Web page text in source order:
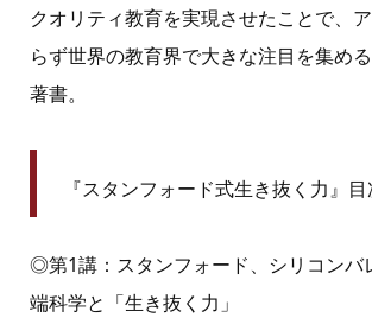
クオリティ教育を実現させたことで、
らず世界の教育界で大きな注目を集め
著書。
『スタンフォード式生き抜く力』目
◎第1講：スタンフォード、シリコンバ
端科学と「生き抜く力」